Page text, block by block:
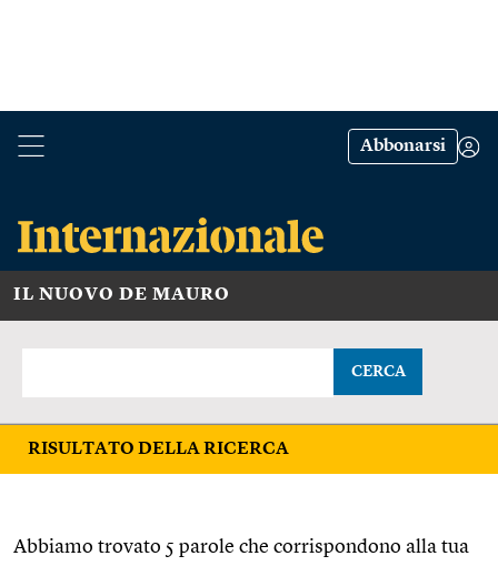
Abbonarsi
IL NUOVO DE MAURO
CERCA
RISULTATO DELLA RICERCA
Abbiamo trovato 5 parole che corrispondono alla tua